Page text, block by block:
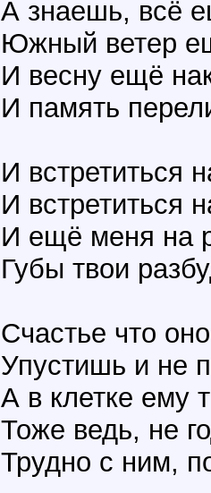
А знаешь, всё
Южный ветер
И весну ещё
И память
И встретиться
И встретиться
И ещё меня на
Губы твои
Счастье что
Упустишь и не
А в клетке ему
Тоже ведь, не
Трудно с ним,